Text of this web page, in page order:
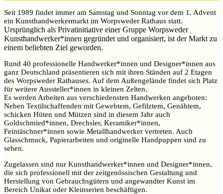
Seit 1989 findet immer am Samstag und Sonntag vor dem 1. Advent
ein Kunsthandwerkermarkt im Worpsweder Rathaus statt.
Ursprünglich als Privatinitiative einer Gruppe Worpsweder
Kunsthandwerker*innen gegründet und organisiert, ist der Markt zu
einem beliebten Ziel geworden.
Rund 40 professionelle Handwerker*innen und Designer*innen aus
ganz Deutschland präsentieren sich mit ihren Ständen auf 2 Etagen
des Worpsweder Rathauses. Auf dem Außengelände findet sich Platz
für weitere Aussteller*innen in kleinen Zelten.
Es werden Arbeiten aus verschiedensten Handwerken angeboten:
Neben Textilschaffenden mit Gewebtem, Gefilztem, Genähtem,
schicken Hüten und Mützen sind in diesem Jahr auch
Goldschmied*innen, Drechsler, Keramiker*innen,
Feintäschner*innen sowie Metallhandwerker vertreten. Auch
Glasschmuck, Papierarbeiten und originelle Handpuppen sind zu
sehen.
Zugelassen sind nur Kunsthandwerker*innen und Designer*innen,
die sich professionell mit der zeitgenössischen Gestaltung und
Herstellung von Gebrauchsgütern und angewandter Kunst im
Bereich Unikat oder Kleinserien beschäftigen.